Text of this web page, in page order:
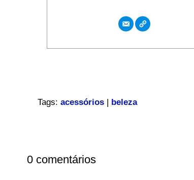
Tags: acessórios| beleza
0 comentários